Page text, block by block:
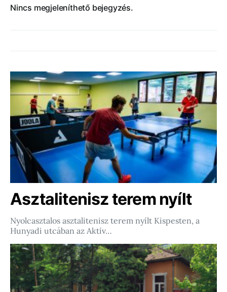
Nincs megjeleníthető bejegyzés.
Asztalitenisz terem nyílt
Nyolcasztalos asztalitenisz terem nyílt Kispesten, a
Hunyadi utcában az Aktív…